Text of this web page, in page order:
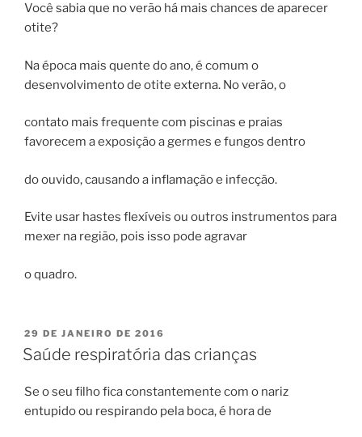
Você sabia que no verão há mais chances de aparecer
otite?
Na época mais quente do ano, é comum o
desenvolvimento de otite externa. No verão, o
contato mais frequente com piscinas e praias
favorecem a exposição a germes e fungos dentro
do ouvido, causando a inflamação e infecção.
Evite usar hastes flexíveis ou outros instrumentos para
mexer na região, pois isso pode agravar
o quadro.
PUBLICADO
EM
29 DE JANEIRO DE 2016
Saúde respiratória das crianças
Se o seu filho fica constantemente com o nariz
entupido ou respirando pela boca, é hora de